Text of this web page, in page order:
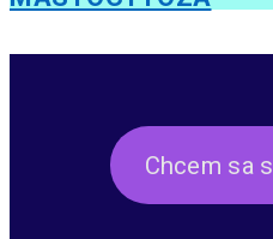
Chcem sa